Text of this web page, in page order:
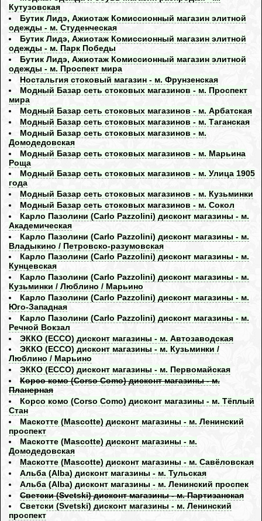
Кутузовская
Бутик Лидэ, Ажиотаж Комиссионный магазин элитной
одежды - м. Студенческая
Бутик Лидэ, Ажиотаж Комиссионный магазин элитной
одежды - м. Парк Победы
Бутик Лидэ, Ажиотаж Комиссионный магазин элитной
одежды - м. Проспект мира
Ностальгия стоковый магазин - м. Фрунзенская
Модный Базар сеть стоковых магазинов - м. Проспект
мира
Модный Базар сеть стоковых магазинов - м. Арбатская
Модный Базар сеть стоковых магазинов - м. Таганская
Модный Базар сеть стоковых магазинов - м.
Домодедовская
Модный Базар сеть стоковых магазинов - м. Марьина
Роща
Модный Базар сеть стоковых магазинов - м. Улица 1905
года
Модный Базар сеть стоковых магазинов - м. Кузьминки
Модный Базар сеть стоковых магазинов - м. Сокол
Карло Пазолини (Carlo Pazzolini) дисконт магазины - м.
Академическая
Карло Пазолини (Carlo Pazzolini) дисконт магазины - м.
Владыкино / Петровско-разумовская
Карло Пазолини (Carlo Pazzolini) дисконт магазины - м.
Кунцевская
Карло Пазолини (Carlo Pazzolini) дисконт магазины - м.
Кузьминки / Люблино / Марьино
Карло Пазолини (Carlo Pazzolini) дисконт магазины - м.
Юго-Западная
Карло Пазолини (Carlo Pazzolini) дисконт магазины - м.
Речной Вокзал
ЭККО (ECCO) дисконт магазины - м. Автозаводская
ЭККО (ECCO) дисконт магазины - м. Кузьминки /
Люблино / Марьино
ЭККО (ECCO) дисконт магазины - м. Первомайская
Корсо комо (Corso Como) дисконт магазины - м.
Планерная
Корсо комо (Corso Como) дисконт магазины - м. Тёплый
Стан
Маскотте (Mascotte) дисконт магазины - м. Ленинский
проспект
Маскотте (Mascotte) дисконт магазины - м.
Домодедовская
Маскотте (Mascotte) дисконт магазины - м. Савёловская
Альба (Alba) дисконт магазины - м. Тульская
Альба (Alba) дисконт магазины - м. Ленинский проспек
Светски (Svetski) дисконт магазины - м. Партизанская
Светски (Svetski) дисконт магазины - м. Ленинский
проспект